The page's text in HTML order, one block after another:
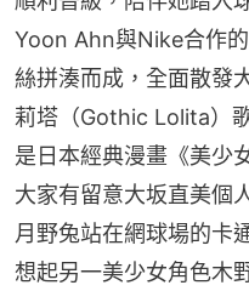
Yoon Ahn與Nike合作
絲拼湊而成，全面散發
莉塔（Gothic Lolita）
是日本經典漫畫《美少
大家有留意大坂直美個
月野兔站在網球場的卡
想起另一美少女角色木